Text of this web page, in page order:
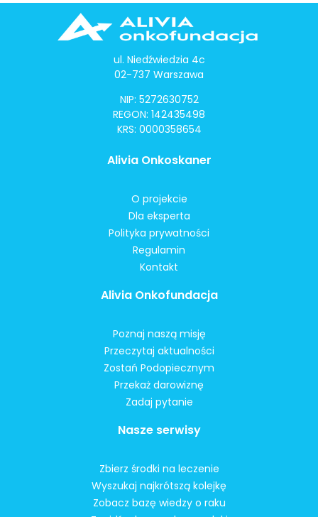
ul. Niedźwiedzia 4c
02-737 Warszawa
NIP: 5272630752
REGON: 142435498
KRS: 0000358654
Alivia Onkoskaner
O projekcie
Dla eksperta
Polityka prywatności
Regulamin
Kontakt
Alivia Onkofundacja
Poznaj naszą misję
Przeczytaj aktualności
Zostań Podopiecznym
Przekaż darowiznę
Zadaj pytanie
Nasze serwisy
Zbierz środki na leczenie
Wyszukaj najkrótszą kolejkę
Zobacz bazę wiedzy o raku